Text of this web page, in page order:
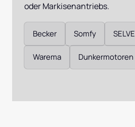
oder Markisenantriebs.
Becker Somfy SELVE
Warema Dunkermotoren